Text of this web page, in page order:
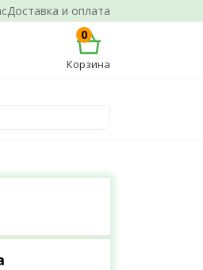
Доставка и оплата
0
Корзина